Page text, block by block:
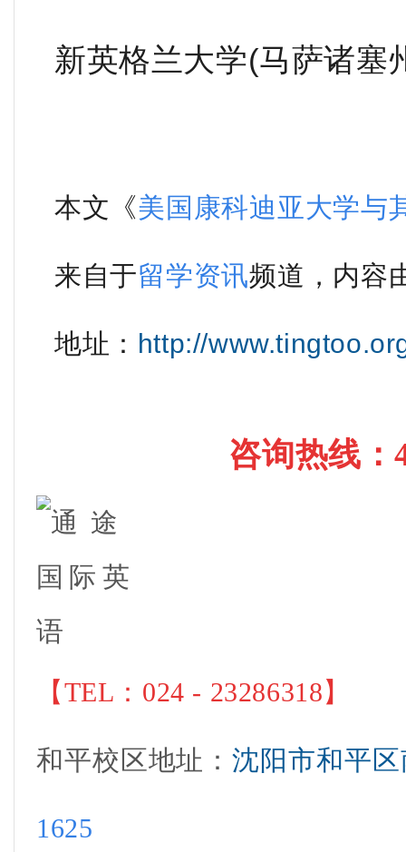
新英格兰大学(马萨诸塞
本文《美国康科迪亚大学与
来自于留学资讯频道，内容
地址 ： http://
咨询热线
【TEL：024 - 23286318】
和平校区地址 ：沈阳市和平
1625